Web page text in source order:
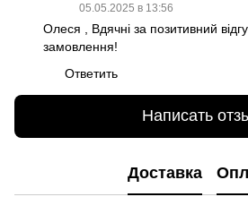
05.05.2025 в 13:56
Олеся , Вдячні за позитивний
замовлення!
Ответить
Написать
Доставка